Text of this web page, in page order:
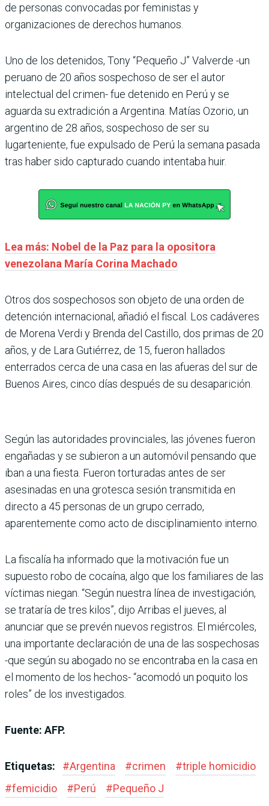
de personas convocadas por feministas y
organizaciones de derechos humanos.
Uno de los detenidos, Tony “Pequeño J” Valverde -un
peruano de 20 años sospechoso de ser el autor
intelectual del crimen- fue detenido en Perú y se
aguarda su extradición a Argentina. Matías Ozorio, un
argentino de 28 años, sospechoso de ser su
lugarteniente, fue expulsado de Perú la semana pasada
tras haber sido capturado cuando intentaba huir.
Lea más: Nobel de la Paz para la opositora
venezolana María Corina Machado
Otros dos sospechosos son objeto de una orden de
detención internacional, añadió el fiscal. Los cadáveres
de Morena Verdi y Brenda del Castillo, dos primas de 20
años, y de Lara Gutiérrez, de 15, fueron hallados
enterrados cerca de una casa en las afueras del sur de
Buenos Aires, cinco días después de su desaparición.
Según las autoridades provinciales, las jóvenes fueron
engañadas y se subieron a un automóvil pensando que
iban a una fiesta. Fueron torturadas antes de ser
asesinadas en una grotesca sesión transmitida en
directo a 45 personas de un grupo cerrado,
aparentemente como acto de disciplinamiento interno.
La fiscalía ha informado que la motivación fue un
supuesto robo de cocaína, algo que los familiares de las
víctimas niegan. “Según nuestra línea de investigación,
se trataría de tres kilos”, dijo Arribas el jueves, al
anunciar que se prevén nuevos registros. El miércoles,
una importante declaración de una de las sospechosas
-que según su abogado no se encontraba en la casa en
el momento de los hechos- “acomodó un poquito los
roles” de los investigados.
Fuente: AFP.
Etiquetas: #Argentina #crimen #triple homicidio
#femicidio #Perú #Pequeño J